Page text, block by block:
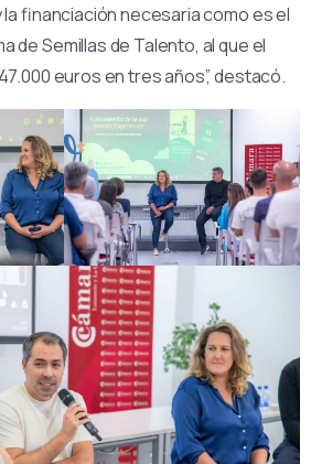
financiación necesaria como es el
de Semillas de Talento, al que el
euros en tres años”, destacó.